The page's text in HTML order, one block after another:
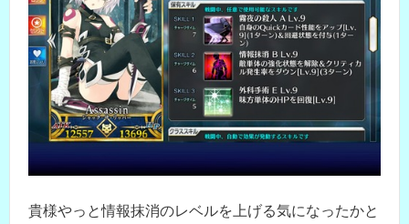
貴様やっと情報抹消のレベルを上げる気になったかと